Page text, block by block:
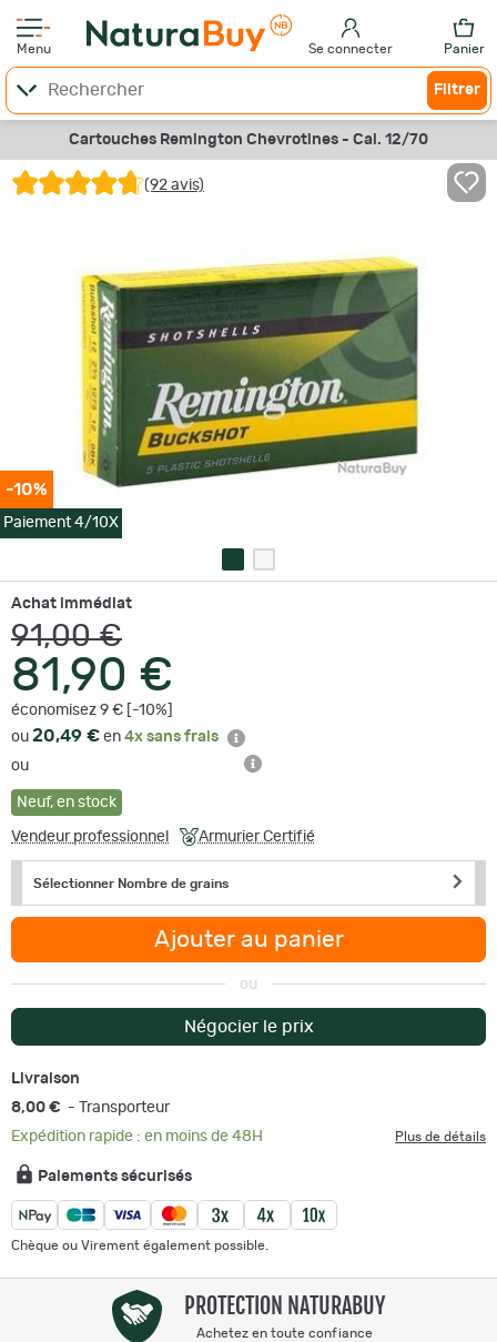
Menu Se connecter Panier
Filtrer
Cartouches Remington Chevrotines - Cal. 12/70
(92 avis)
-10%
Paiement 4/10X
Achat immédiat
91,00 €
81,90 €
économisez 9 € [-10%]
ou 20,49 € en 4x sans frais
ou
Neuf, en stock
Vendeur professionnel Armurier Certifié
Sélectionner Nombre de grains
Ajouter au panier
ou
Négocier le prix
Livraison
8,00 € - Transporteur
Expédition rapide : en moins de 48H
Plus de détails
Paiements sécurisés
Chèque ou Virement également possible.
PROTECTION NATURABUY
Achetez en toute confiance